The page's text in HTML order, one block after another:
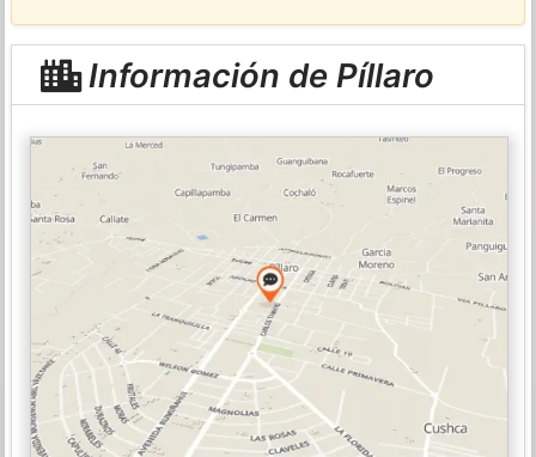
Información de Píllaro